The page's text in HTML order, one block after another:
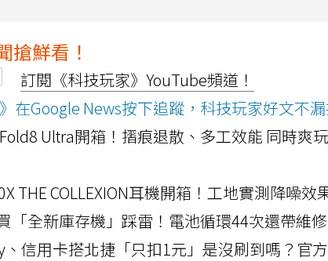
搶鮮看！
訂閱《科技玩家》YouTube頻道！
在Google News按下追蹤，科技玩家好文不漏
Ultra開箱！摺痕退散、多工效能 同時爽
THE COLLEXION耳機開箱！工地實測降噪
「全新庫存機」踩雷！電池循環44次還帶維
、信用卡搭北捷「只扣1元」是沒刷到嗎？官